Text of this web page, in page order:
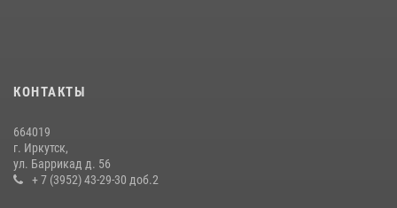
Сотрудники СОБР «Байкал» Росгвардии отработали ликвидацию
условных диверсионных групп в различных условиях местности
20 июля 2026, 06:29 1
КОНТАКТЫ
664019
г. Иркутск,
ул. Баррикад д. 56
+ 7 (3952) 43-29-30 доб.2